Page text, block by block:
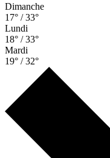
Dimanche
17° / 33°
Lundi
18° / 33°
Mardi
19° / 32°